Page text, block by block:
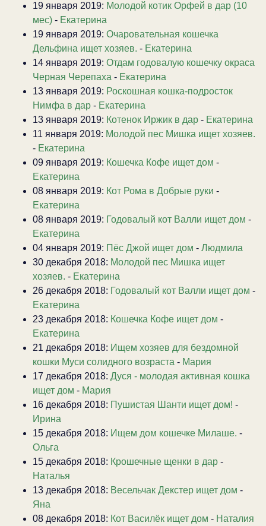
19 января 2019: Молодой котик Орфей в дар (10
мес) - Екатерина
19 января 2019: Очаровательная кошечка
Дельфина ищет хозяев. - Екатерина
14 января 2019: Отдам годовалую кошечку окраса
Черная Черепаха - Екатерина
13 января 2019: Роскошная кошка-подросток
Нимфа в дар - Екатерина
13 января 2019: Котенок Иржик в дар - Екатерина
11 января 2019: Молодой пес Мишка ищет хозяев.
- Екатерина
09 января 2019: Кошечка Кофе ищет дом -
Екатерина
08 января 2019: Кот Рома в Добрые руки -
Екатерина
08 января 2019: Годовалый кот Валли ищет дом -
Екатерина
04 января 2019: Пёс Джой ищет дом - Людмила
30 декабря 2018: Молодой пес Мишка ищет
хозяев. - Екатерина
26 декабря 2018: Годовалый кот Валли ищет дом -
Екатерина
23 декабря 2018: Кошечка Кофе ищет дом -
Екатерина
21 декабря 2018: Ищем хозяев для бездомной
кошки Муси солидного возраста - Мария
17 декабря 2018: Дуся - молодая активная кошка
ищет дом - Мария
16 декабря 2018: Пушистая Шанти ищет дом! -
Ирина
15 декабря 2018: Ищем дом кошечке Милаше. -
Ольга
15 декабря 2018: Крошечные щенки в дар -
Наталья
13 декабря 2018: Весельчак Декстер ищет дом -
Яна
08 декабря 2018: Кот Василёк ищет дом - Наталия